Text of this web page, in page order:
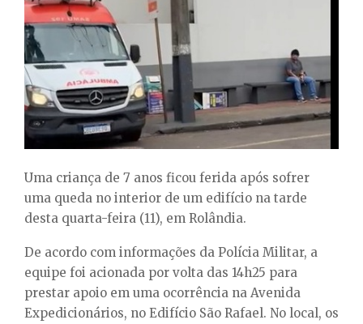
U
Uma criança de 7 anos ficou ferida após sofrer
uma queda no interior de um edifício na tarde
desta quarta-feira (11), em Rolândia.
De acordo com informações da Polícia Militar, a
equipe foi acionada por volta das 14h25 para
prestar apoio em uma ocorrência na Avenida
Expedicionários, no Edifício São Rafael. No local, os